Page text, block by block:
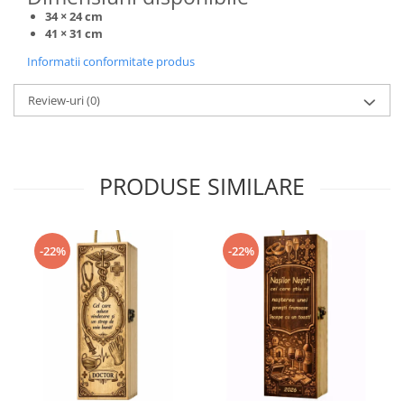
34 × 24 cm
41 × 31 cm
Informatii conformitate produs
Review-uri(0)
PRODUSE SIMILARE
-22% -22%